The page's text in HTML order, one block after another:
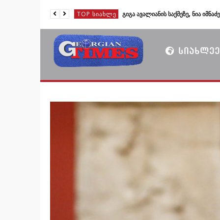
TOP ᲡᲘᲐᲮᲚᲔ
TOP ᲡᲘᲐᲮᲚᲔ
TOP ᲡᲘᲐᲮᲚᲔ
TOP ᲡᲘᲐᲮᲚᲔ